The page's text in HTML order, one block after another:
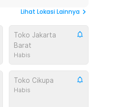
Lihat Lokasi Lainnya
Toko Jakarta
Barat
Habis
Toko Cikupa
Habis